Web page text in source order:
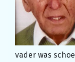
vader was